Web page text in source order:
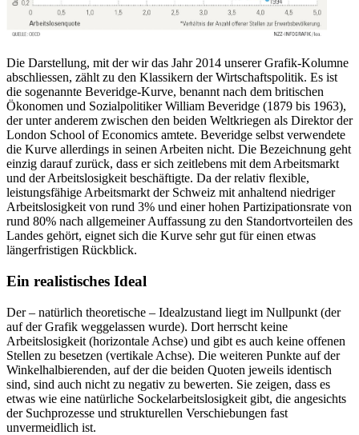
Die Darstellung, mit der wir das Jahr 2014 unserer Grafik-Kolumne
abschliessen, zählt zu den Klassikern der Wirtschaftspolitik. Es ist
die sogenannte Beveridge-Kurve, benannt nach dem britischen
Ökonomen und Sozialpolitiker William Beveridge (1879 bis 1963),
der unter anderem zwischen den beiden Weltkriegen als Direktor der
London School of Economics amtete. Beveridge selbst verwendete
die Kurve allerdings in seinen Arbeiten nicht. Die Bezeichnung geht
einzig darauf zurück, dass er sich zeitlebens mit dem Arbeitsmarkt
und der Arbeitslosigkeit beschäftigte. Da der relativ flexible,
leistungsfähige Arbeitsmarkt der Schweiz mit anhaltend niedriger
Arbeitslosigkeit von rund 3% und einer hohen Partizipationsrate von
rund 80% nach allgemeiner Auffassung zu den Standortvorteilen des
Landes gehört, eignet sich die Kurve sehr gut für einen etwas
längerfristigen Rückblick.
Ein realistisches Ideal
Der – natürlich theoretische – Idealzustand liegt im Nullpunkt (der
auf der Grafik weggelassen wurde). Dort herrscht keine
Arbeitslosigkeit (horizontale Achse) und gibt es auch keine offenen
Stellen zu besetzen (vertikale Achse). Die weiteren Punkte auf der
Winkelhalbierenden, auf der die beiden Quoten jeweils identisch
sind, sind auch nicht zu negativ zu bewerten. Sie zeigen, dass es
etwas wie eine natürliche Sockelarbeitslosigkeit gibt, die angesichts
der Suchprozesse und strukturellen Verschiebungen fast
unvermeidlich ist.